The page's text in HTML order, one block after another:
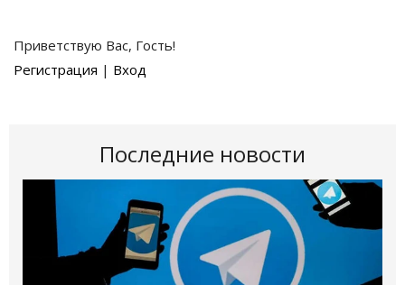
Приветствую Вас, Гость!
Регистрация | Вход
Последние новости